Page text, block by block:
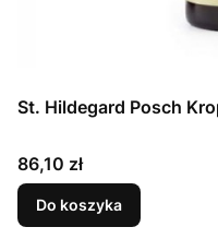
St. Hildegard Posch
Cena
86,10 zł
Do koszyka